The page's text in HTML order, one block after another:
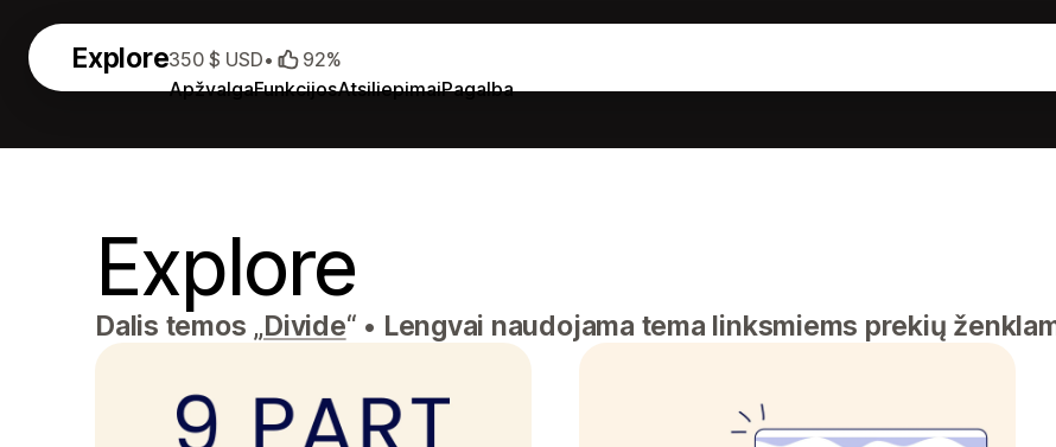
Explore
ApžvalgaFunkcijosAtsiliepimaiPagalba
350 $ USD• 92%
Explore
Dalis temos „Divide“ • Lengvai naudojama tema linksmiems prekių